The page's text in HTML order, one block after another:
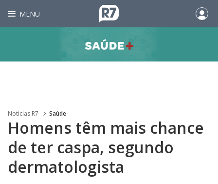
MENU
Noticias R7 Saúde
Homens têm mais chance
de ter caspa, segundo
dermatologista